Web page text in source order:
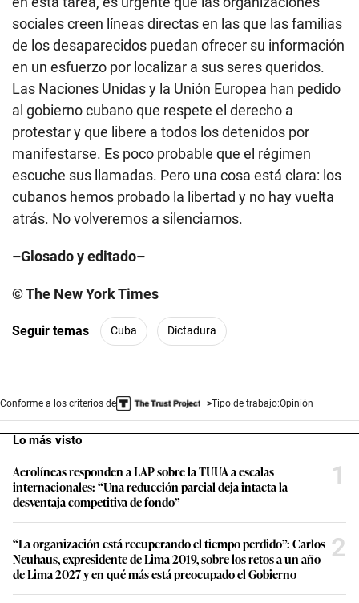
sociales creen líneas directas en las que las familias
de los desaparecidos puedan ofrecer su información
en un esfuerzo por localizar a sus seres queridos.
Las Naciones Unidas y la Unión Europea han pedido
al gobierno cubano que respete el derecho a
protestar y que libere a todos los detenidos por
manifestarse. Es poco probable que el régimen
escuche sus llamadas. Pero una cosa está clara: los
cubanos hemos probado la libertad y no hay vuelta
atrás. No volveremos a silenciarnos.
–Glosado y editado–
© The New York Times
Seguir temas Cuba Dictadura
Conforme a los criterios de Tipo de trabajo:Opinión
Lo más visto
Aerolíneas responden a LAP sobre la TUUA a escalas
internacionales: “Una reducción parcial deja intacta la
desventaja competitiva de fondo”
1
“La organización está recuperando el tiempo perdido”: Carlos
Neuhaus, expresidente de Lima 2019, sobre los retos a un año
de Lima 2027 y en qué más está preocupado el Gobierno
2